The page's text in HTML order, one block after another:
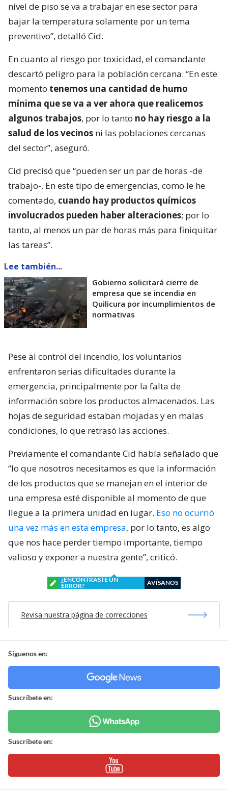
nivel de piso se va a trabajar en ese sector para
bajar la temperatura solamente por un tema
preventivo”, detalló Cid.
En cuanto al riesgo por toxicidad, el comandante
descartó peligro para la población cercana. “En este
momento tenemos una cantidad de humo
mínima que se va a ver ahora que realicemos
algunos trabajos, por lo tanto no hay riesgo a la
salud de los vecinos ni las poblaciones cercanas
del sector”, aseguró.
Cid precisó que “pueden ser un par de horas -de
trabajo-. En este tipo de emergencias, como le he
comentado, cuando hay productos químicos
involucrados pueden haber alteraciones; por lo
tanto, al menos un par de horas más para finiquitar
las tareas”.
Lee también...
Gobierno solicitará cierre de
empresa que se incendia en
Quilicura por incumplimientos de
normativas
Pese al control del incendio, los voluntarios
enfrentaron serias dificultades durante la
emergencia, principalmente por la falta de
información sobre los productos almacenados. Las
hojas de seguridad estaban mojadas y en malas
condiciones, lo que retrasó las acciones.
Previamente el comandante Cid había señalado que
“lo que nosotros necesitamos es que la información
de los productos que se manejan en el interior de
una empresa esté disponible al momento de que
llegue a la primera unidad en lugar. Eso no ocurrió
una vez más en esta empresa, por lo tanto, es algo
que nos hace perder tiempo importante, tiempo
valioso y exponer a nuestra gente”, criticó.
¿ENCONTRASTE UN
ERROR?
AVÍSANOS
Revisa nuestra página de correcciones
Síguenos en:
Suscríbete en:
Suscríbete en: